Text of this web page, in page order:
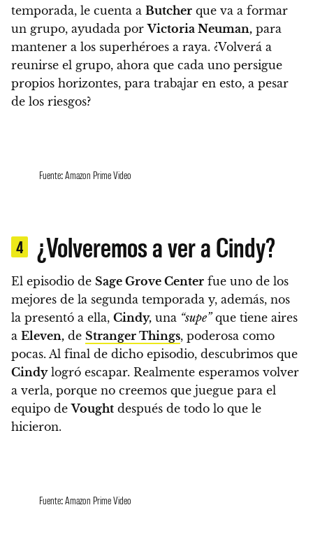
temporada, le cuenta a Butcher que va a formar
un grupo, ayudada porVictoria Neuman, para
mantener a los superhéroes a raya. ¿Volverá a
reunirse el grupo, ahora que cada uno persigue
propios horizontes, para trabajar en esto, a pesar
de los riesgos?
Fuente: Amazon Prime Video
4 ¿Volveremos a ver a Cindy?
El episodio de Sage Grove Center fue uno de los
mejores de la segunda temporada y, además, nos
la presentó a ella, Cindy, una “supe”que tiene aires
a Eleven, de Stranger Things, poderosa como
pocas. Al final de dicho episodio, descubrimos que
Cindylogró escapar. Realmente esperamos volver
a verla, porque no creemos que juegue para el
equipo deVought después de todo lo que le
hicieron.
Fuente: Amazon Prime Video